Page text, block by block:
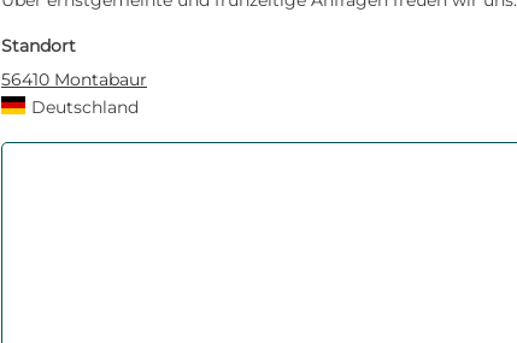
Standort
56410 Montabaur
Deutschland